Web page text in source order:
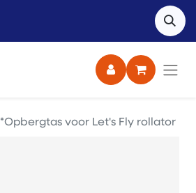
*Opbergtas voor Let's Fly rollator